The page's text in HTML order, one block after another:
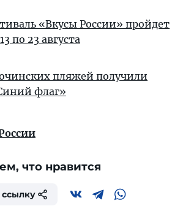
«Вкусы России» пройдет
по 23 августа
пляжей получили
флаг»
что нравится